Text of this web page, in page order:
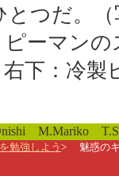
つだ。
ーマンの
：冷製
M.Mariko
勉強しよう> 魅惑の